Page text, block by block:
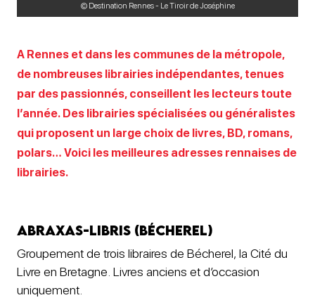
© Destination Rennes - Le Tiroir de Joséphine
A Rennes et dans les communes de la métropole,
de nombreuses librairies indépendantes, tenues
par des passionnés, conseillent les lecteurs toute
l’année. Des librairies spécialisées ou généralistes
qui proposent un large choix de livres, BD, romans,
polars… Voici les meilleures adresses rennaises de
librairies.
Abraxas-Libris (Bécherel)
Groupement de trois libraires de Bécherel, la Cité du
Livre en Bretagne. Livres anciens et d’occasion
uniquement.